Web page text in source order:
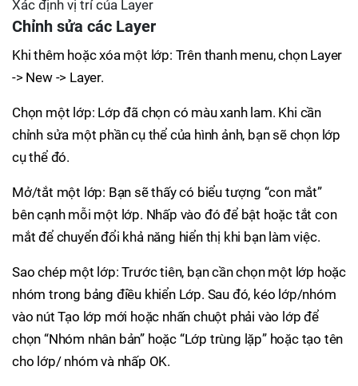
Xác định vị trí của Layer
Chỉnh sửa các Layer
Khi thêm hoặc xóa một lớp: Trên thanh menu, chọn Layer
-> New -> Layer.
Chọn một lớp: Lớp đã chọn có màu xanh lam. Khi cần
chỉnh sửa một phần cụ thể của hình ảnh, bạn sẽ chọn lớp
cụ thể đó.
Mở/tắt một lớp: Bạn sẽ thấy có biểu tượng “con mắt”
bên cạnh mỗi một lớp. Nhấp vào đó để bật hoặc tắt con
mắt để chuyển đổi khả năng hiển thị khi bạn làm việc.
Sao chép một lớp: Trước tiên, bạn cần chọn một lớp hoặc
nhóm trong bảng điều khiển Lớp. Sau đó, kéo lớp/nhóm
vào nút Tạo lớp mới hoặc nhấn chuột phải vào lớp để
chọn “Nhóm nhân bản” hoặc “Lớp trùng lặp” hoặc tạo tên
cho lớp/ nhóm và nhấp OK.